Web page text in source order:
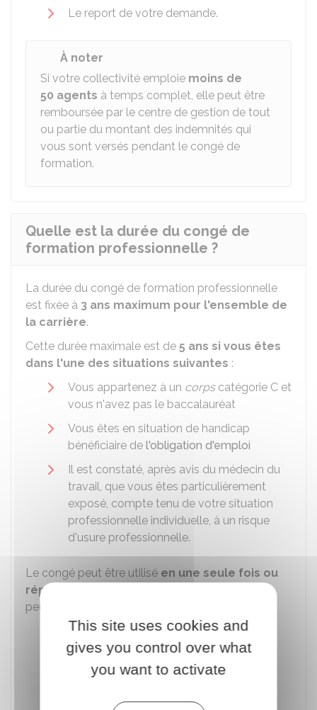
Le report de votre demande.
À noter
Si votre collectivité emploie moins de
50 agents à temps complet, elle peut être
remboursée par le centre de gestion de tout
ou partie du montant des indemnités qui
vous sont versés pendant le congé de
formation.
Quelle est la durée du congé de
formation professionnelle ?
La durée du congé de formation professionnelle
est fixée à 3 ans maximum pour l'ensemble de
la carrière.
Cette durée maximale est de 5 ans si vous êtes
dans l'une des situations suivantes :
Vous appartenez à un corpscatégorie C et
vous n'avez pas le baccalauréat
Vous êtes en situation de handicap
bénéficiaire de l'obligation d'emploi
Il est constaté, après avis du médecin du
travail, que vous êtes particulièrement
exposé, compte tenu de votre situation
professionnelle individuelle, à un risque
d'usure professionnelle.
Le congé peut être utilisé en une seule fois ou
réparti au long de la carrière
peuvent être fractionnés en :
Semaines
Journées
Ou demi-journées.
This site uses cookies and
gives you control over what
you want to activate